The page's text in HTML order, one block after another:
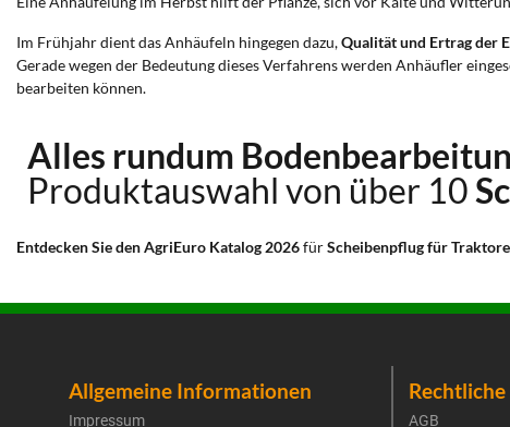
Im Frühjahr dient das Anhäufeln hingegen dazu,Qualität und Ertrag der
Gerade wegen der Bedeutung dieses Verfahrens werden Anhäufler
bearbeiten können.
Alles rundum
Produktauswahl von über 10
Entdecken Sie den AgriEuro Katalog 2026fürScheibenpflug für
Allgemeine Informationen
Impressum
AGB